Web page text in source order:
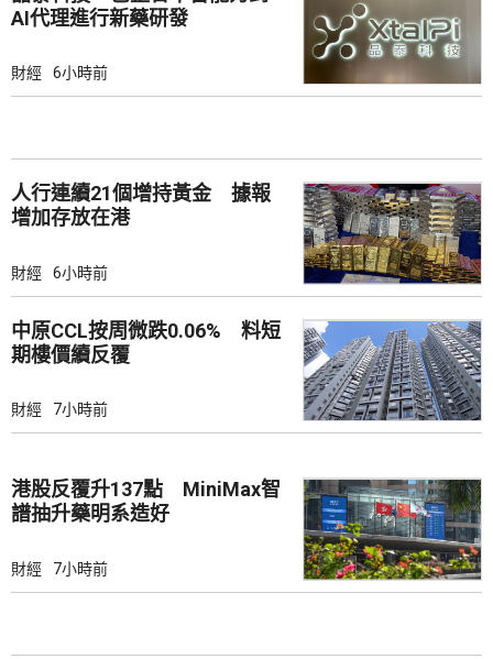
AI代理進行新藥研發
財經 6小時前
人行連續21個增持黃金 據報
增加存放在港
財經 6小時前
中原CCL按周微跌0.06% 料短
期樓價續反覆
財經 7小時前
港股反覆升137點 MiniMax智
譜抽升藥明系造好
財經 7小時前